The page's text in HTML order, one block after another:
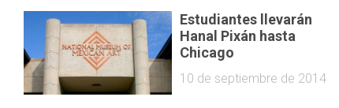
Estudiantes llevarán
Hanal Pixán hasta
Chicago
10 de septiembre de 2014